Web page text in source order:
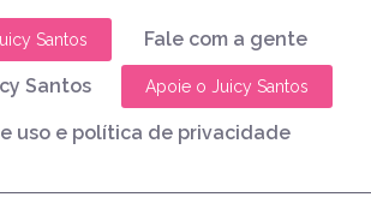
Santos Fale com a gente
Santos Apoie o Juicy Santos
uso e política de privacidade